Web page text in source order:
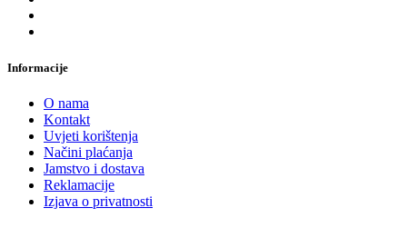
Informacije
O nama
Kontakt
Uvjeti korištenja
Načini plaćanja
Jamstvo i dostava
Reklamacije
Izjava o privatnosti